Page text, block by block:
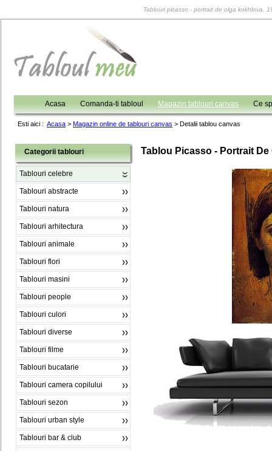
Tablouri picasso - portrait de olga kokhlova,
Acasa Comanda-ti tabloul Magazin tablouri canvas Ce
Esti aici : Acasa > Magazin online de tablouri canvas > Detalii tablou canvas
Categorii tablouri
Tablouri celebre
Tablouri abstracte
Tablouri natura
Tablouri arhitectura
Tablouri animale
Tablouri flori
Tablouri masini
Tablouri people
Tablouri culori
Tablouri diverse
Tablouri filme
Tablouri bucatarie
Tablouri camera copilului
Tablouri sezon
Tablouri urban style
Tablouri bar & club
Tablou Picasso - Portrait